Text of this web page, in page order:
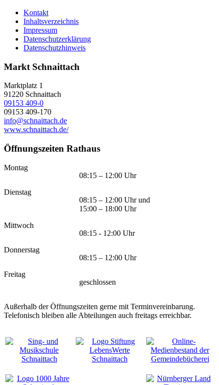
Kontakt
Inhaltsverzeichnis
Impressum
Datenschutzerklärung
Datenschutzhinweis
Markt Schnaittach
Marktplatz 1
91220 Schnaittach
09153 409-0
09153 409-170
info@schnaittach.de
www.schnaittach.de/
Öffnungszeiten Rathaus
Montag
08:15 – 12:00 Uhr
Dienstag
08:15 – 12:00 Uhr und
15:00 – 18:00 Uhr
Mittwoch
08:15 - 12:00 Uhr
Donnerstag
08:15 – 12:00 Uhr
Freitag
geschlossen
Außerhalb der Öffnungszeiten gerne mit Terminvereinbarung.
Telefonisch bleiben alle Abteilungen auch freitags erreichbar.